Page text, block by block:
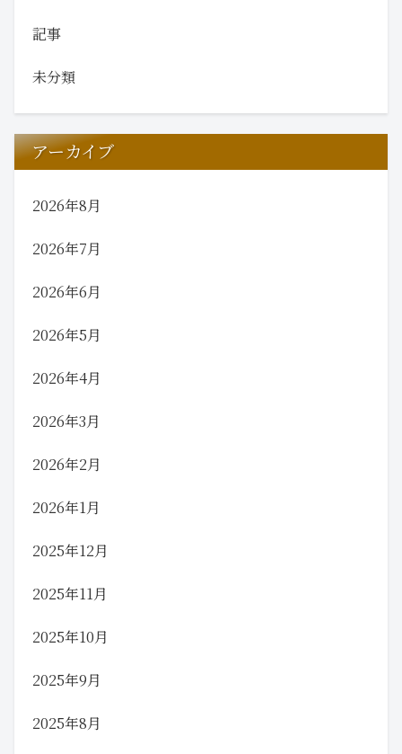
記事
未分類
アーカイブ
2026年8月
2026年7月
2026年6月
2026年5月
2026年4月
2026年3月
2026年2月
2026年1月
2025年12月
2025年11月
2025年10月
2025年9月
2025年8月